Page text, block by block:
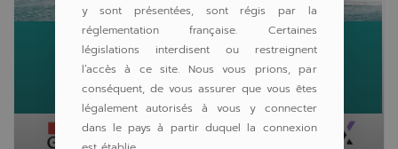
y sont présentées, sont régis par la
réglementation française. Certaines
législations interdisent ou restreignent
l’accès à ce site. Nous vous prions, par
conséquent, de vous assurer que vous êtes
légalement autorisés à vous y connecter
dans le pays à partir duquel la connexion